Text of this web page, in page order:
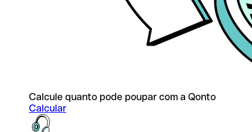
Calcule quanto pode poupar com a Qonto
Calcular